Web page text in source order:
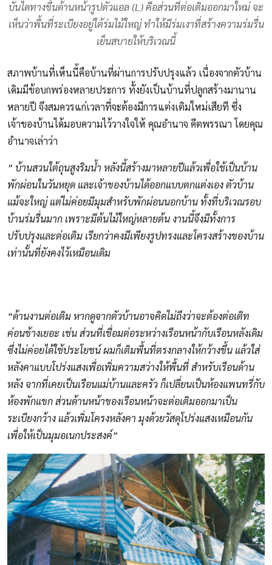
บันไดทางขึ้นด้านหน้ารูปตัวแอล (L) คือส่วนที่ต่อเติมออกมาใหม่ จะ
เห็นว่าพื้นที่ระเบียงอยู่ใต้ร่มไม้ใหญ่ ทำให้มีร่มเงาที่สร้างความร่มรื่น
เย็นสบายให้บริเวณนี้
สภาพบ้านที่เห็นนี้คือบ้านที่ผ่านการปรับปรุงแล้ว เนื่องจากตัวบ้าน
เดิมมีข้อบกพร่องหลายประการ ทั้งยังเป็นบ้านที่ปลูกสร้างมานาน
หลายปี จึงสมควรแก่เวลาที่จะต้องมีการแต่งเติมใหม่เสียที ซึ่ง
เจ้าของบ้านได้มอบความไว้วางใจให้ คุณอำนาจ คีตพรรณา โดยคุณ
อำนาจเล่าว่า
” บ้านสวนใต้ถุนสูงริมน้ำ หลังนี้สร้างมาหลายปีแล้วเพื่อใช้เป็นบ้าน
พักผ่อนในวันหยุด และเจ้าของบ้านได้ออกแบบตกแต่งเอง ตัวบ้าน
แม้จะใหญ่ แต่ไม่ค่อยมีมุมสำหรับพักผ่อนนอกบ้าน ทั้งที่บริเวณรอบ
บ้านร่มรื่นมาก เพราะมีต้นไม้ใหญ่หลายต้น งานนี้จึงมีทั้งการ
ปรับปรุงและต่อเติม เรียกว่าคงมีเพียงรูปทรงและโครงสร้างของบ้าน
เท่านั้นที่ยังคงไว้เหมือนเดิม
“ด้านงานต่อเติม หากดูจากตัวบ้านอาจคิดไม่ถึงว่าจะต้องต่อเติท
ค่อนข้างเยอะ เช่น ส่วนที่เชื่อมต่อระหว่างเรือนหน้ากับเรือนหลังเดิม
ซึ่งไม่ค่อยได้ใช้ประโยชน์ ผมก็เติมพื้นที่ตรงกลางให้กว้างขึ้น แล้วใส่
หลังคาแบบโปร่งแสงเพื่อเพิ่มความสว่างให้พื้นที่ สำหรับเรือนด้าน
หลัง จากที่เคยเป็นเรือนแม่บ้านและครัว ก็เปลี่ยนเป็นห้องแพนทรี่กับ
ห้องพักแขก ส่วนด้านหน้าของเรือนหน้าจะต่อเติมออกมาเป็น
ระเบียงกว้าง แล้วเพิ่มโครงหลังคา มุงด้วยวัสดุโปร่งแสงเหมือนกัน
เพื่อให้เป็นมุมอเนกประสงค์”